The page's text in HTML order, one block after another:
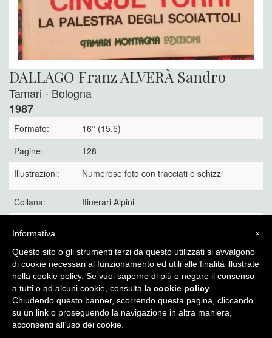
DALLAGO Franz ALVERÀ Sandro
Tamari - Bologna
1987
Formato:
16° (15,5)
Pagine:
128
Illustrazioni:
Numerose foto con tracciati e schizzi
Collana:
Itinerari Alpini
25 €
Itinera Alpina - di Angelo Recalcati - p.za Baiamonti, 3 - 20154 -
MI - Tel: 02.33604325 - itineraalpina@fastwebnet.it |Privacy
policy
×
Informativa
Questo sito o gli strumenti terzi da questo utilizzati si avvalgono
di cookie necessari al funzionamento ed utili alle finalità illustrate
nella cookie policy. Se vuoi saperne di più o negare il consenso
a tutti o ad alcuni cookie, consulta la cookie policy
Chiudendo questo banner, scorrendo questa pagina, cliccando
su un link o proseguendo la navigazione in altra maniera,
acconsenti all’uso dei cookie.